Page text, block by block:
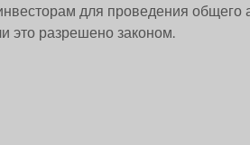
для проведения общего
это разрешено законом.